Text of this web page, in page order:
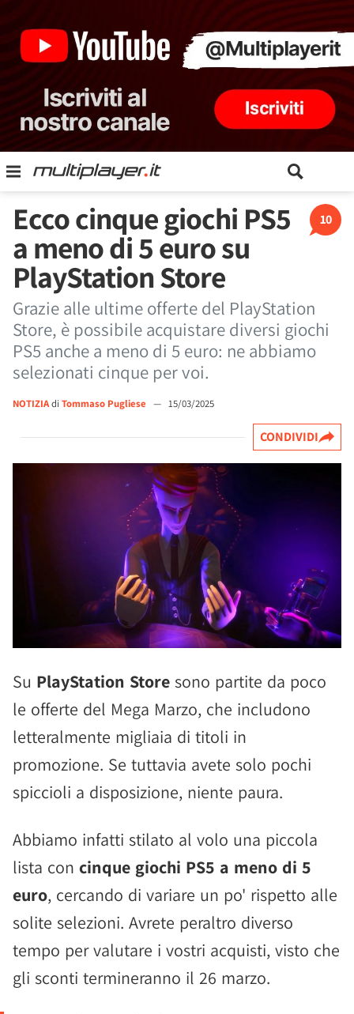
10
Ecco cinque giochi PS5
a meno di 5 euro su
PlayStation Store
Grazie alle ultime offerte del PlayStation
Store, è possibile acquistare diversi giochi
PS5 anche a meno di 5 euro: ne abbiamo
selezionati cinque per voi.
NOTIZIAdi Tommaso Pugliese — 15/03/2025
CONDIVIDI
Su PlayStation Store sono partite da poco
le offerte del Mega Marzo, che includono
letteralmente migliaia di titoli in
promozione. Se tuttavia avete solo pochi
spiccioli a disposizione, niente paura.
Abbiamo infatti stilato al volo una piccola
lista con cinque giochi PS5 a meno di 5
euro, cercando di variare un po' rispetto alle
solite selezioni. Avrete peraltro diverso
tempo per valutare i vostri acquisti, visto che
gli sconti termineranno il 26 marzo.